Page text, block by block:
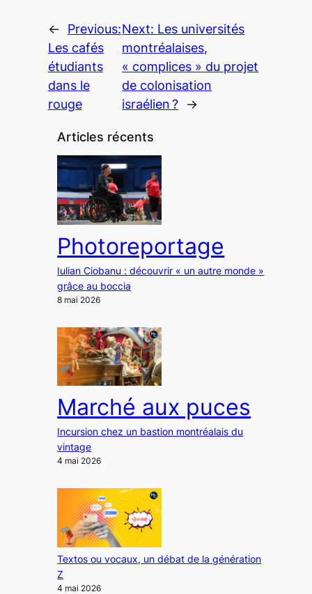
←
Previous:
Les cafés
étudiants
dans le
rouge
Next: Les universités
montréalaises,
« complices » du projet
de colonisation
israélien ?
→
Articles récents
Photoreportage
Iulian Ciobanu : découvrir « un autre monde »
grâce au boccia
8 mai 2026
Marché aux puces
Incursion chez un bastion montréalais du
vintage
4 mai 2026
Textos ou vocaux, un débat de la génération
Z
4 mai 2026